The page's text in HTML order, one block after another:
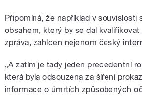
Připomíná, že například v souvislosti
obsahem, který by se dal kvalifikovat
zpráva, zahlcen nejenom český
„A zatím je tady jeden precedentní
která byla odsouzena za šíření
informace o úmrtích způsobených